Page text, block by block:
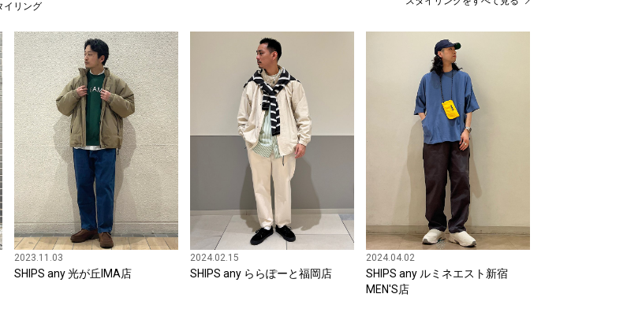
イリング
2023.11.03
SHIPS any 光が丘IMA店
2024.02.15
SHIPS any ららぽーと福岡店
2024.04.02
SHIPS any ルミネエスト新宿
MEN'S店